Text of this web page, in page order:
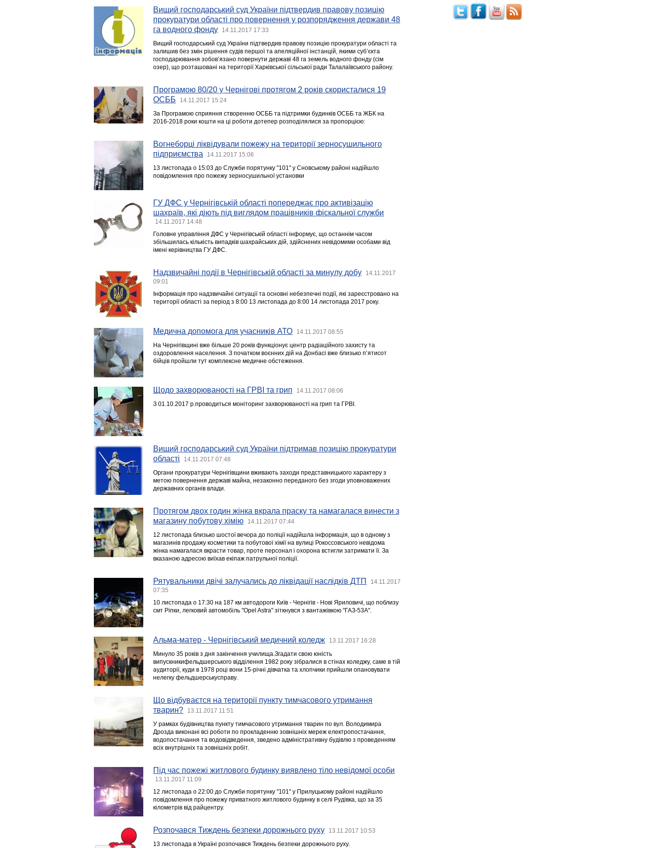
Вищий господарський суд України підтвердив правову позицію
прокуратури області про повернення у розпорядження держави 48
га водного фонду
14.11.2017 17:33
Вищий господарський суд України підтвердив правову позицію прокуратури області та
залишив без змін рішення судів першої та апеляційної інстанцій, якими суб’єкта
господарювання зобов’язано повернути державі 48 га земель водного фонду (сім
озер), що розташовані на території Харківської сільської ради Талалаївського району.
Програмою 80/20 у Чернігові протягом 2 років скористалися 19
ОСББ
14.11.2017 15:24
За Програмою сприяння створенню ОСББ та підтримки будинків ОСББ та ЖБК на
2016-2018 роки кошти на ці роботи дотепер розподілялися за пропорцією:
Вогнеборці ліквідували пожежу на території зерносушильного
підприємства
14.11.2017 15:06
13 листопада о 15:03 до Служби порятунку "101" у Сновському районі надійшло
повідомлення про пожежу зерносушильної установки
ГУ ДФС у Чернігівській області попереджає про активізацію
шахраїв, які діють під виглядом працівників фіскальної служби
14.11.2017 14:48
Головне управління ДФС у Чернігівській області інформує, що останнім часом
збільшилась кількість випадків шахрайських дій, здійснених невідомими особами від
імені керівництва ГУ ДФС.
Надзвичайні події в Чернігівській області за минулу добу
14.11.2017
09:01
Інформація про надзвичайні ситуації та основні небезпечні події, які зареєстровано на
території області за період з 8:00 13 листопада до 8:00 14 листопада 2017 року.
Медична допомога для учасників АТО 14.11.2017 08:55
На Чернігівщині вже більше 20 років функціонує центр радіаційного захисту та
оздоровлення населення. З початком воєнних дій на Донбасі вже близько п’ятисот
бійців пройшли тут комплексне медичне обстеження.
Щодо захворюваності на ГРВІ та грип 14.11.2017 08:06
З 01.10.2017 р.проводиться моніторинг захворюваності на грип та ГРВІ.
Вищий господарський суд України підтримав позицію прокуратури
області
14.11.2017 07:48
Органи прокуратури Чернігівщини вживають заходи представницького характеру з
метою повернення державі майна, незаконно переданого без згоди уповноважених
державних органів влади.
Протягом двох годин жінка вкрала праску та намагалася винести з
магазину побутову хімію
14.11.2017 07:44
12 листопада близько шостої вечора до поліції надійшла інформація, що в одному з
магазинів продажу косметики та побутової хімії на вулиці Рокоссовського невідома
жінка намагалася вкрасти товар, проте персонал і охорона встигли затримати її. За
вказаною адресою виїхав екіпаж патрульної поліції.
Рятувальники двічі залучались до ліквідації наслідків ДТП
14.11.2017
07:35
10 листопада о 17:30 на 187 км автодороги Київ - Чернігів - Нові Яриловичі, що поблизу
смт Ріпки, легковий автомобіль "Оpel Astra" зіткнувся з вантажівкою "ГАЗ-53А".
Альма-матер - Чернігівський медичний коледж 13.11.2017 16:28
Минуло 35 років з дня закінчення училища.Згадати свою юність
випускникифельдшерського відділення 1982 року зібралися в стінах коледжу, саме в тій
аудиторії, куди в 1978 році вони 15-річні дівчатка та хлопчики прийшли опановувати
нелегку фельдшерськусправу.
Що відбуваєтся на території пункту тимчасового утримання
тварин?
13.11.2017 11:51
У рамках будівництва пункту тимчасового утримання тварин по вул. Володимира
Дрозда виконані всі роботи по прокладенню зовнішніх мереж електропостачання,
водопостачання та водовідведення, зведено адміністративну будівлю з проведенням
всіх внутрішніх та зовнішніх робіт.
Під час пожежі житлового будинку виявлено тіло невідомої особи
13.11.2017 11:09
12 листопада о 22:00 до Служби порятунку "101" у Прилуцькому районі надійшло
повідомлення про пожежу приватного житлового будинку в селі Рудівка, що за 35
кілометрів від райцентру.
Розпочався Тиждень безпеки дорожнього руху 13.11.2017 10:53
13 листопада в Україні розпочався Тиждень безпеки дорожнього руху.